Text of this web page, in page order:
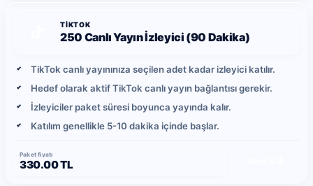
TIKTOK
250 Canlı Yayın İzleyici (90 Dakika)
TikTok canlı yayınınıza seçilen adet kadar izleyici katılır.
Hedef olarak aktif TikTok canlı yayın bağlantısı gerekir.
İzleyiciler paket süresi boyunca yayında kalır.
Katılım genellikle 5-10 dakika içinde başlar.
Paket fiyatı
330.00 TL